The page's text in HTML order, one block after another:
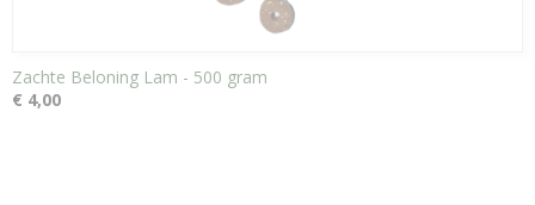
Zachte Beloning Lam - 500 gram
€ 4,00